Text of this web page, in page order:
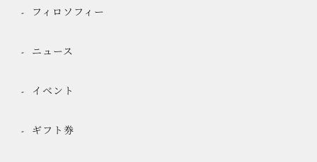
フィロソフィー
ニュース
イベント
ギフト券